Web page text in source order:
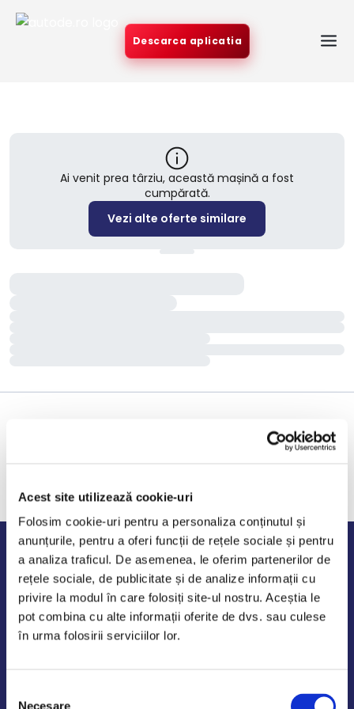
Acest site utilizează cookie-uri
Folosim cookie-uri pentru a personaliza conținutul și
anunțurile, pentru a oferi funcții de rețele sociale și pentru
a analiza traficul. De asemenea, le oferim partenerilor de
rețele sociale, de publicitate și de analize informații cu
privire la modul în care folosiți site-ul nostru. Aceștia le
pot combina cu alte informații oferite de dvs. sau culese
în urma folosirii serviciilor lor.
Necesare
Descarca aplicatia
Ai venit prea târziu, această mașină a fost
cumpărată.
Vezi alte oferte similare
Program de lucru
Luni - Vineri: 09:00-18:00
Sambata - Duminica: 10:00-14:00